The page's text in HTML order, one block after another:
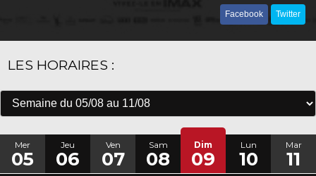
Facebook Twitter
LES HORAIRES :
Mer
05
Jeu
06
Ven
07
Sam
08
Dim
09
Lun
10
Mar
11